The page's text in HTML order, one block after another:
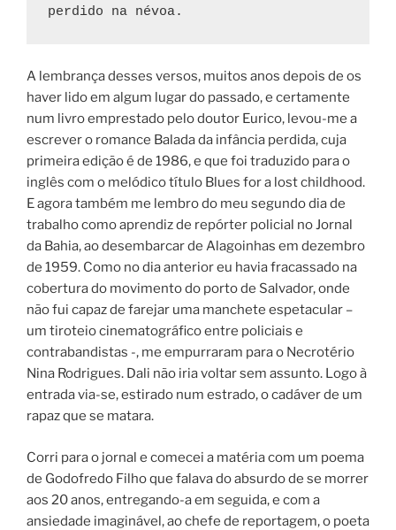
perdido na névoa.
A lembrança desses versos, muitos anos depois de os
haver lido em algum lugar do passado, e certamente
num livro emprestado pelo doutor Eurico, levou-me a
escrever o romance Balada da infância perdida, cuja
primeira edição é de 1986, e que foi traduzido para o
inglês com o melódico título Blues for a lost childhood.
E agora também me lembro do meu segundo dia de
trabalho como aprendiz de repórter policial no Jornal
da Bahia, ao desembarcar de Alagoinhas em dezembro
de 1959. Como no dia anterior eu havia fracassado na
cobertura do movimento do porto de Salvador, onde
não fui capaz de farejar uma manchete espetacular –
um tiroteio cinematográfico entre policiais e
contrabandistas -, me empurraram para o Necrotério
Nina Rodrigues. Dali não iria voltar sem assunto. Logo à
entrada via-se, estirado num estrado, o cadáver de um
rapaz que se matara.
Corri para o jornal e comecei a matéria com um poema
de Godofredo Filho que falava do absurdo de se morrer
aos 20 anos, entregando-a em seguida, e com a
ansiedade imaginável, ao chefe de reportagem, o poeta